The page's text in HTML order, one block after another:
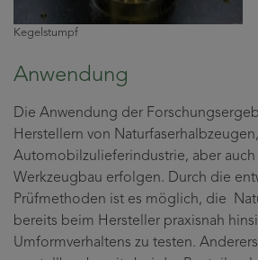
Kegelstumpf
Anwendung
Die Anwendung der
Herstellern von
Automobilzulieferindustrie, aber auch
Werkzeugbau erfolgen. Durch die
Prüfmethoden ist es möglich, die
bereits beim Hersteller praxisnah
Umformverhaltens zu testen.